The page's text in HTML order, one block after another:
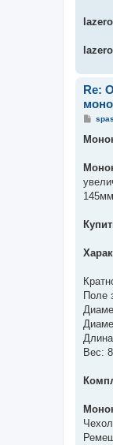
Re:
П
в
о
л
е
я
Поле
Вес:
Чехол